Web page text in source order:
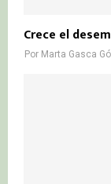
Crece el
Por Marta Gasca